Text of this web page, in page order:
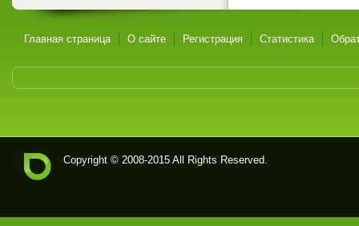
Главная страница О сайте Регистрация Статистика
Copyright © 2008-2015 All Rights Reserved.